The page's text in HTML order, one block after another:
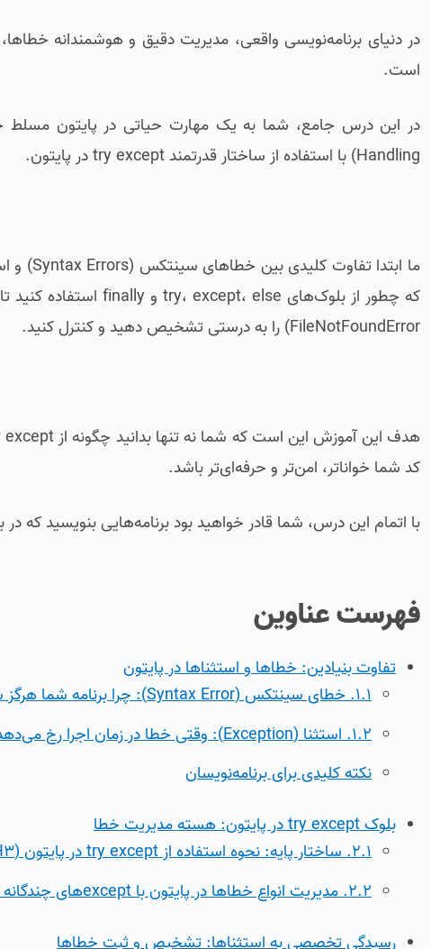
در دنیای برنامه‌نویسی واقعی، مدیریت دقیق و هوشمندانه
است.
Handling) با استفاده از ساختار قدرتمند try except در پایتون.
FileNotFoundError) را به درستی تشخیص دهید و کنترل کنید.
کد شما خواناتر، امن‌تر و حرفه‌ای‌تر باشد.
با اتمام این درس، شما قادر خواهید بود برنامه‌هایی بنویسید که
فهرست عناوین
تفاوت بنیادین: خطاها و استثناها در پایتون
۱.۱. خطای سینتکس (Syntax Error): چرا برنامه شما هرگز شروع نمی‌شود؟
۱.۲. استثنا (Exception): وقتی خطا در زمان اجرا رخ می‌دهد
نکته کلیدی برای برنامه‌نویسان
بلوک try except در پایتون: هسته مدیریت خطا
۲.۱. ساختار پایه: نحوه استفاده از try except در پایتون (H3)
۲.۲. مدیریت انواع خطاها در پایتون با exceptهای چندگانه (H3)
رسیدگی تخصصی به استثناها: تشخیص و ثبت خطاها